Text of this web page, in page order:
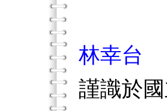
林幸台
謹識於